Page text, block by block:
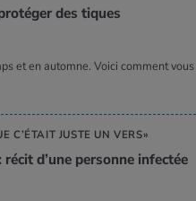
des tiques
et en automne. Voici comment vous
C’ÉTAIT JUSTE UN VERS»
d’une per­sonne infec­tée